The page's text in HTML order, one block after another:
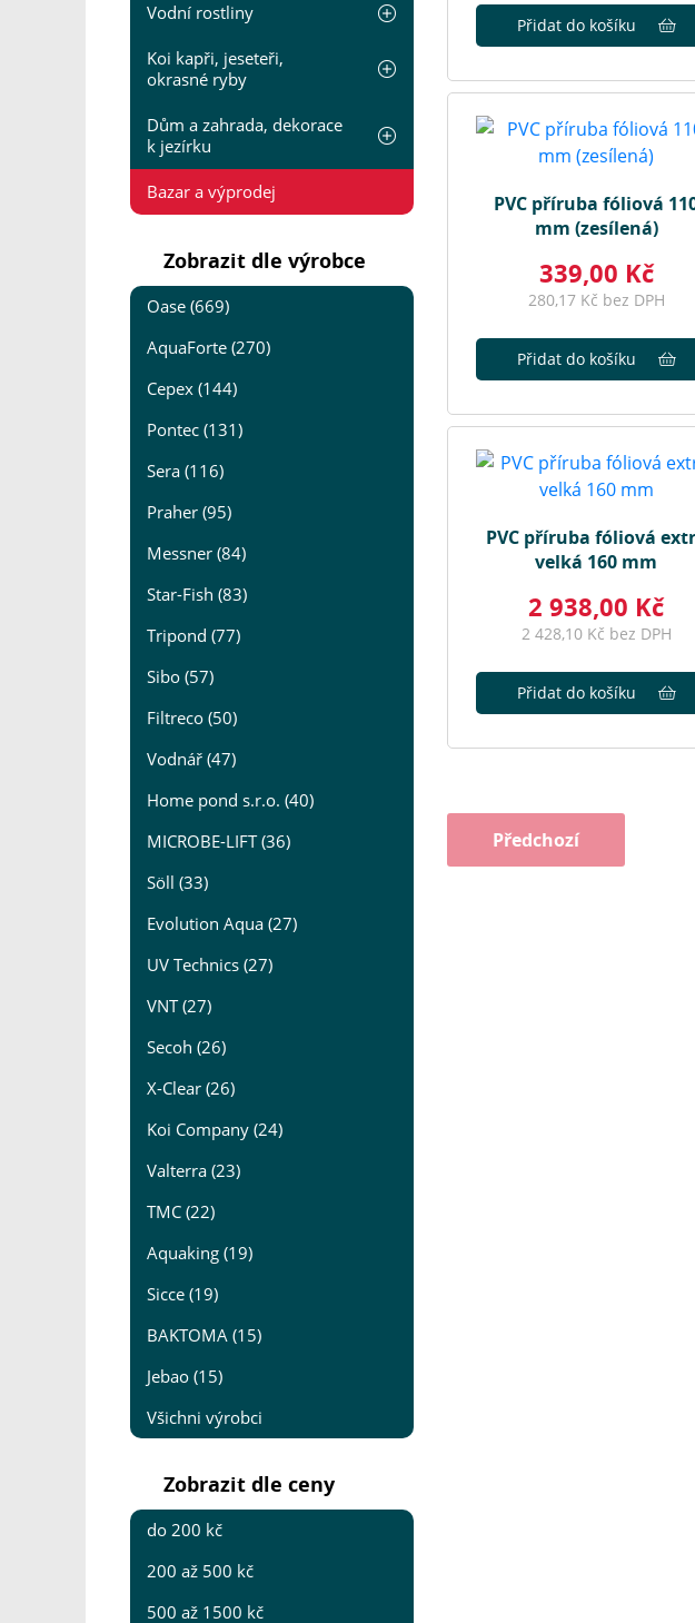
Vodní rostliny
Koi kapři, jeseteři,
okrasné ryby
Dům a zahrada, dekorace
k jezírku
Bazar a výprodej
Zobrazit dle výrobce
Oase (669)
AquaForte (270)
Cepex (144)
Pontec (131)
Sera (116)
Praher (95)
Messner (84)
Star-Fish (83)
Tripond (77)
Sibo (57)
Filtreco (50)
Vodnář (47)
Home pond s.r.o. (40)
MICROBE-LIFT (36)
Söll (33)
Evolution Aqua (27)
UV Technics (27)
VNT (27)
Secoh (26)
X-Clear (26)
Koi Company (24)
Valterra (23)
TMC (22)
Aquaking (19)
Sicce (19)
BAKTOMA (15)
Jebao (15)
Všichni výrobci
Zobrazit dle ceny
do 200 kč
200 až 500 kč
500 až 1500 kč
Přidat do košíku
PVC příruba fóliová
mm (zesílená)
339,00 Kč
280,17 Kč bez DPH
Přidat do košíku
PVC příruba fóliová
velká 160 mm
2 938,00 Kč
2 428,10 Kč bez DPH
Přidat do košíku
Předchozí